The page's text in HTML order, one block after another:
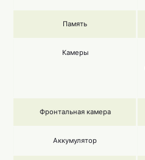
Память
Камеры
Фронтальная камера
Аккумулятор